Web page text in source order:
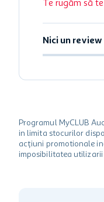
Te rugăm să
Nici un review
Programul MyCLUB
in limita stocurilor
acțiuni promotionale
imposibilitatea utilizarii